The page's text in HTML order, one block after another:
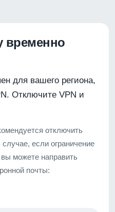
временно
для вашего региона,
Отключите VPN и
отключить
если ограничение
можете направить
почты: